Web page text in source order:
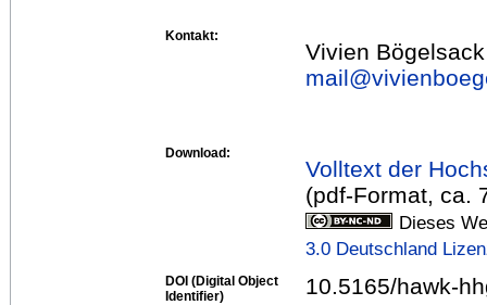
Kontakt:
Vivien Bögelsack
mail@
Download:
Volltext der
(pdf-Format, ca.
Dieses
3.0 Deutschland
DOI (Digital Object
Identifier)
10.5165/hawk-